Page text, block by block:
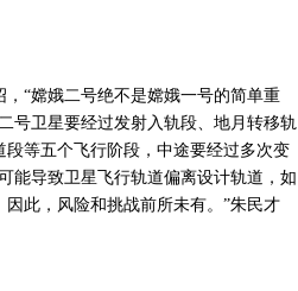
“嫦娥二号绝不是嫦娥一号的简单重
号卫星要经过发射入轨段、地月转移轨
等五个飞行阶段，中途要经过多次变
能导致卫星飞行轨道偏离设计轨道，如
此，风险和挑战前所未有。”朱民才